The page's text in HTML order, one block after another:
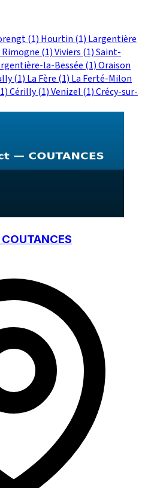
(1) Hourtin (1) Largentière
Rimogne (1)Viviers (1)Saint-
la-Bessée (1)Oraison
(1) La Fère (1) La Ferté-Milon
Cérilly(1)Venizel (1)Crécy-sur-